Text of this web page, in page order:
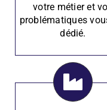
votre métier et
problématiques
dédié.